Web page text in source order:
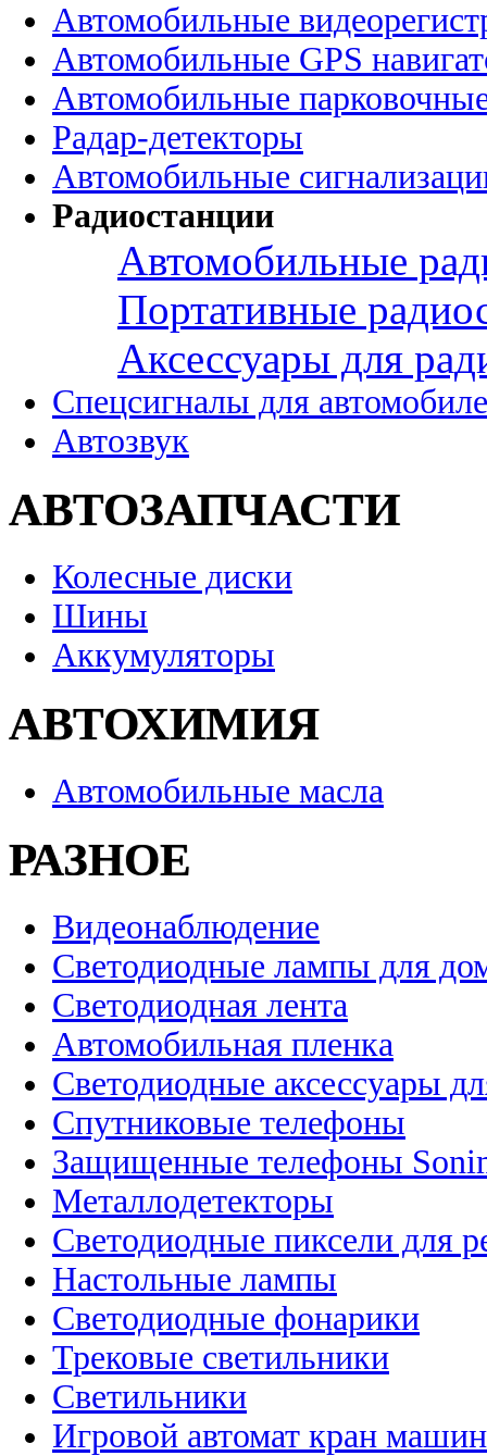
Автомобильные
Автомобильные GPS
Автомобильные
Радар-детекторы
Автомобильные
Радиостанции
Автомобильные
Портативные
Аксессуары для
Спецсигналы для
Автозвук
АВТОЗАПЧАСТИ
Колесные диски
Шины
Аккумуляторы
АВТОХИМИЯ
Автомобильные масла
РАЗНОЕ
Видеонаблюдение
Светодиодные лампы для
Светодиодная лента
Автомобильная пленка
Светодиодные аксессуары
Спутниковые телефоны
Защищенные телефоны
Металлодетекторы
Светодиодные пиксели для
Настольные лампы
Светодиодные фонарики
Трековые светильники
Светильники
Игровой автомат кран